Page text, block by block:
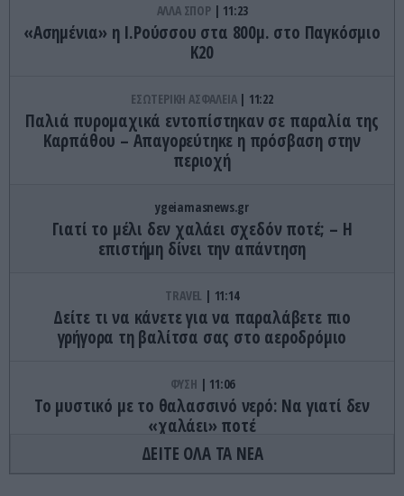
ΑΛΛΑ ΣΠΟΡ 11:23
«Ασημένια» η Ι.Ρούσσου στα 800μ. στο Παγκόσμιο
Κ20
ΕΣΩΤΕΡΙΚΗ ΑΣΦΑΛΕΙΑ 11:22
Παλιά πυρομαχικά εντοπίστηκαν σε παραλία της
Καρπάθου – Απαγορεύτηκε η πρόσβαση στην
περιοχή
ygeiamasnews.gr
Γιατί το μέλι δεν χαλάει σχεδόν ποτέ; – Η
επιστήμη δίνει την απάντηση
TRAVEL 11:14
Δείτε τι να κάνετε για να παραλάβετε πιο
γρήγορα τη βαλίτσα σας στο αεροδρόμιο
ΦΥΣΗ 11:06
Το μυστικό με το θαλασσινό νερό: Να γιατί δεν
«χαλάει» ποτέ
ΕΣΩΤΕΡΙΚΗ ΑΣΦΑΛΕΙΑ 10:58
ΔΕΙΤΕ ΟΛΑ ΤΑ ΝΕΑ